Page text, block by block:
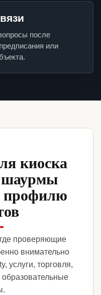
после
или
киоска
шаурмы
профилю
проверяющие
внимательно
услуги, торговля,
образовательные